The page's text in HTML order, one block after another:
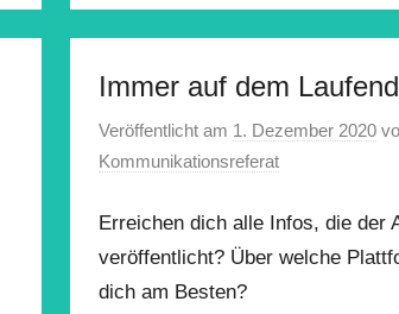
Immer auf dem
Veröffentlicht am 1. Dezember 2020
Kommunikationsreferat
Erreichen dich alle Infos, die der
veröffentlicht? Über welche
dich am Besten?